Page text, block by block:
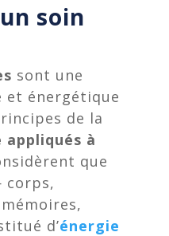
soin
sont une
énergétique
de la
appliqués à
que
corps,
d’énergie